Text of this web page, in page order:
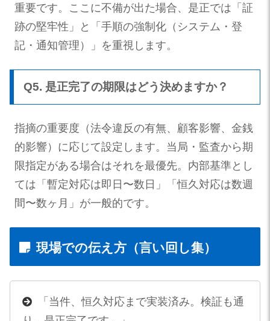
重要です。ここに不備が出た場合、是正では「証
跡の堅牢性」と「手順の強制化（システム・登
記・通知管理）」を重視します。
Q5. 是正完了の期限はどう決めますか？
指摘の重要度（法令違反の有無、顧客影響、金銭
的影響）に応じて設定します。当局・監査から期
限指定がある場合はそれを最優先。内部基準とし
ては「暫定対応は即日〜数日」「恒久対応は数週
間〜数ヶ月」が一般的です。
現場での伝え方（言い回し集）
「当件、恒久対応まで実装済み。検証も通